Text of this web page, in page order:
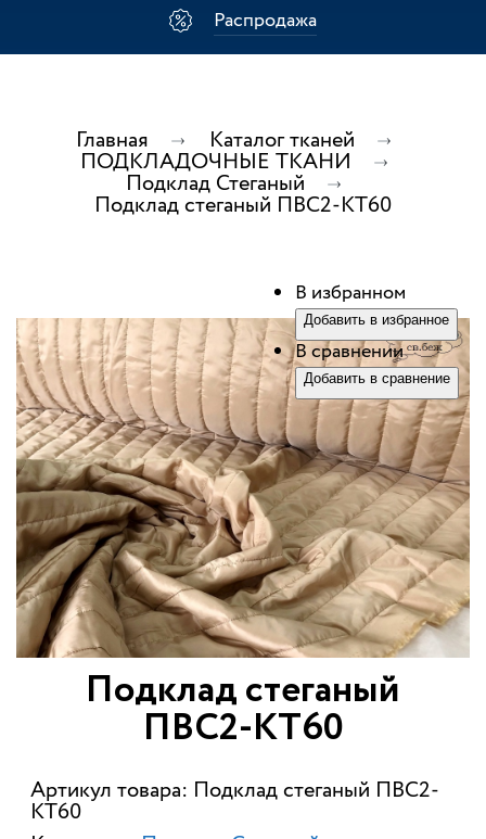
Распродажа
Главная Каталог тканей
ПОДКЛАДОЧНЫЕ ТКАНИ
Подклад Стеганый
Подклад стеганый ПВС2-КТ60
Подклад стеганый
ПВС2-КТ60
Артикул товара: Подклад стеганый ПВС2-
КТ60
В избранном
Добавить в избранное
В сравнении
Добавить в сравнение